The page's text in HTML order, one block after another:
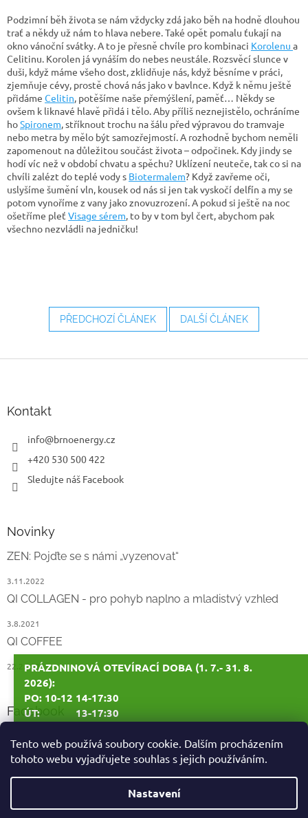
Tento web používá soubory cookie. Dalším procházením
tohoto webu vyjadřujete souhlas s jejich používáním.
Nastavení
PRÁZDNINOVÁ OTEVÍRACÍ DOBA (1. 7.- 31. 8.
2026):
PO: 10-12 14-17:30
ÚT: 13-17:30
ČT: ZAVŘENO
PÁ: ZAVŘENO
Podzimní běh života se nám vždycky zdá jako běh na hodně dlouhou
trať a někdy už nám to hlava nebere. Také opět pomalu ťukají na
okno vánoční svátky. A to je přesně chvíle pro kombinaci Korolenu a
Celitinu. Korolen já vynáším do nebes neustále. Rozsvěcí slunce v
duši, když máme všeho dost, zklidňuje nás, když běsníme v práci,
zjemňuje cévy, prostě chová nás jako v bavlnce. Když k němu ještě
přidáme Celitin, potěšíme naše přemýšlení, paměť… Někdy se
ovšem k liknavé hlavě přidá i tělo. Aby příliš neznejistělo, ochráníme
hoSpironem, stříknout trochu na šálu před výpravou do tramvaje
nebo metra by mělo být samozřejmostí. A rozhodně bychom neměli
zapomenout na důležitou součást života – odpočinek. Kdy jindy se
hodí víc než v období chvatu a spěchu? Uklízení neuteče, tak co si na
chvíli zalézt do teplé vody s Biotermalem? Když zavřeme oči,
uslyšíme šumění vln, kousek od nás si jen tak vyskočí delfín a my se
potom vynoříme z vany jako znovuzrození. A pokud si ještě na noc
ošetříme pleť Visage sérem, to by v tom byl čert, abychom pak
všechno nezvládli na jedničku!
PŘEDCHOZÍ ČLÁNEK DALŠÍ ČLÁNEK
Kontakt
info@brnoenergy.cz
+420 530 500 422
Sledujte náš Facebook
Novinky
ZEN: Pojďte se s námi „vyzenovat“
3.11.2022
QI COLLAGEN - pro pohyb naplno a mladistvý vzhled
3.8.2021
QI COFFEE
22.2.2021
Facebook